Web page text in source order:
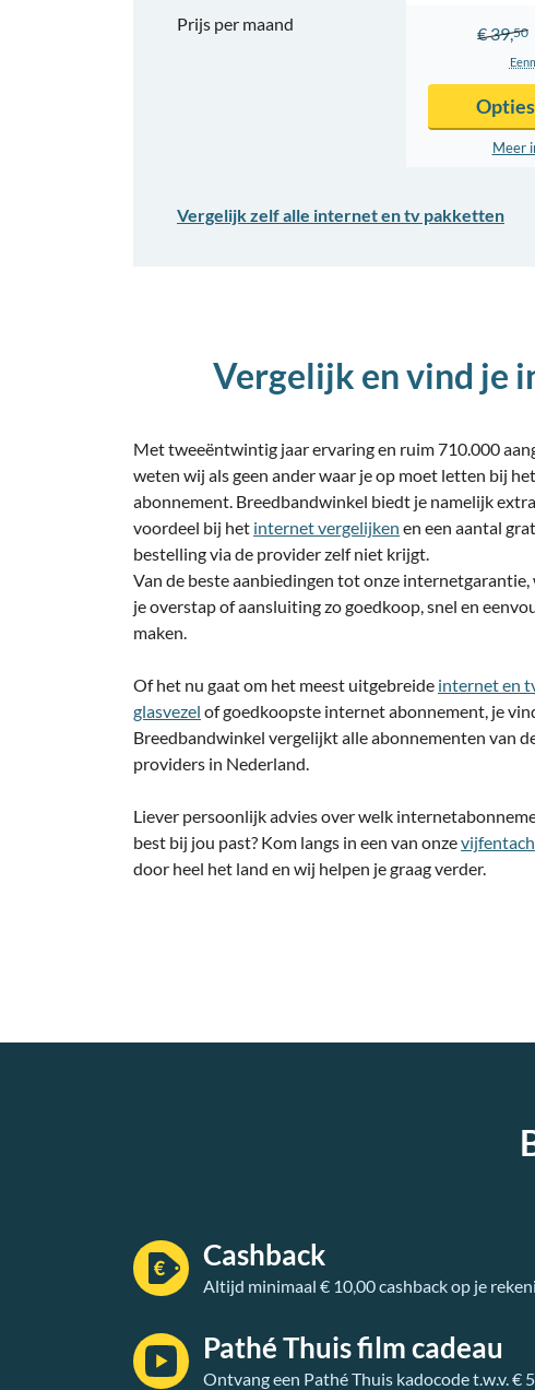
Prijs per maand € 39,50
Meer
Vergelijk zelf alle internet en tv pakketten
Vergelijk en vind je
Met tweeëntwintig jaar ervaring en ruim 710.000
weten wij als geen ander waar je op moet letten bij
abonnement. Breedbandwinkel biedt je namelijk
voordeel bij het internet vergelijken en een aantal
bestelling via de provider zelf niet krijgt.
Van de beste aanbiedingen tot onze internetgarantie,
je overstap of aansluiting zo goedkoop, snel en
maken.
Of het nu gaat om het meest uitgebreide internet en
glasvezel of goedkoopste internet abonnement, je
Breedbandwinkel vergelijkt alle abonnementen van
providers in Nederland.
Liever persoonlijk advies over welk
best bij jou past? Kom langs in een van onze
door heel het land en wij helpen je graag verder.
Cashback
Altijd minimaal € 10,00 cashback op je
Pathé Thuis film cadeau
Ontvang een Pathé Thuis kadocode t.w.v. €